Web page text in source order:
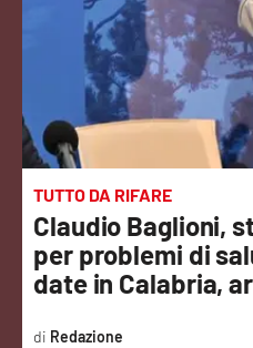
Sanità
Sport
Cultura
Podcast
Meteo
TUTTO DA RIFARE
Claudio Baglioni,
per problemi di
date in Calabria,
Redazione